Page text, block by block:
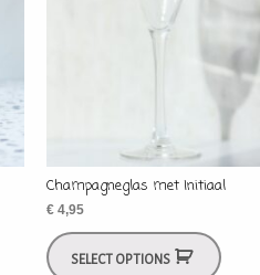
Champagneglas met Initiaal
€ 4,95
SELECT OPTIONS